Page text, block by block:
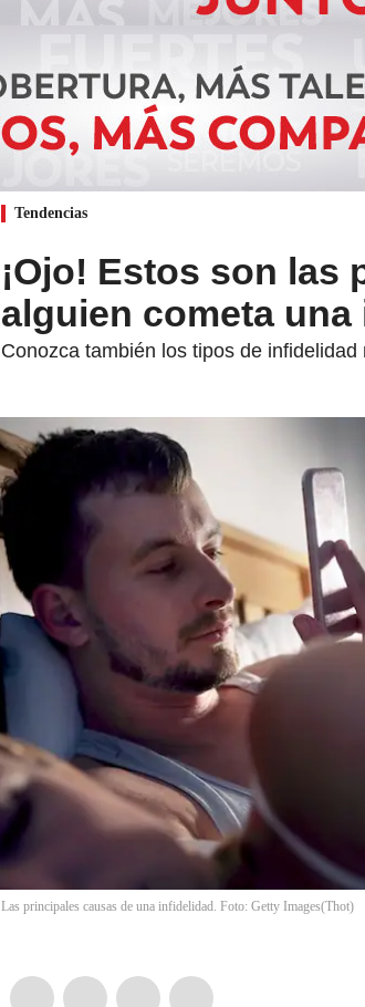
Tendencias
¡Ojo! Estos son las
alguien cometa
Conozca también los tipos de
Las principales causas de una infidelidad. Foto: Getty Images(Thot)